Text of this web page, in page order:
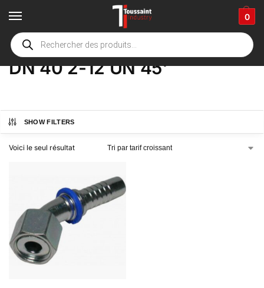
0
Accueil boutique / Product Options
DN 40 2-12 UN 45'
SHOW FILTERS
Voici le seul résultat